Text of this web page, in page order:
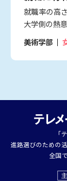
就職率の高
大学側の熱
美術学部
「
進路選びのための
全国